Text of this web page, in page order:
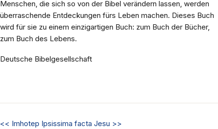
Menschen, die sich so von der Bibel verändern lassen, werden
überraschende Entdeckungen fürs Leben machen. Dieses Buch
wird für sie zu einem einzigartigen Buch: zum Buch der Bücher,
zum Buch des Lebens.
Deutsche Bibelgesellschaft
<< Imhotep Ipsissima facta Jesu >>